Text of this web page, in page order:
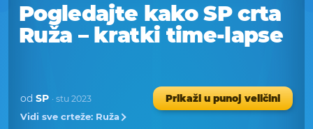
Pogledajte kako SP crta
Ruža – kratki time-lapse
od SP · stu 2023
Prikaži u punoj veličini
Vidi sve crteže: Ruža